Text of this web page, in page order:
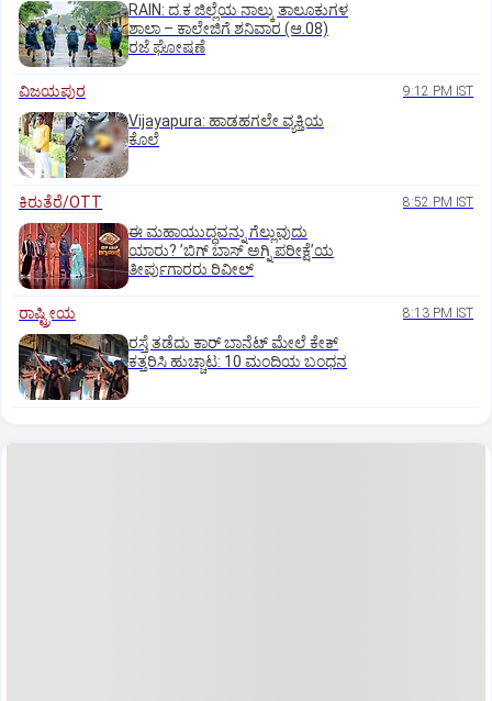
RAIN: ದ.ಕ ಜಿಲ್ಲೆಯ ನಾಲ್ಕು ತಾಲೂಕುಗಳ
ಶಾಲಾ – ಕಾಲೇಜಿಗೆ ಶನಿವಾರ (ಆ.08)
ರಜೆ ಘೋಷಣೆ
ವಿಜಯಪುರ 9:12 PM IST
Vijayapura: ಹಾಡಹಗಲೇ ವ್ಯಕ್ತಿಯ
ಕೊಲೆ
ಕಿರುತೆರೆ/OTT 8:52 PM IST
ಈ ಮಹಾಯುದ್ಧವನ್ನು ಗೆಲ್ಲುವುದು
ಯಾರು? ʼಬಿಗ್‌ ಬಾಸ್‌ ಅಗ್ನಿ ಪರೀಕ್ಷೆʼಯ
ತೀರ್ಪುಗಾರರು ರಿವೀಲ್
ರಾಷ್ಟ್ರೀಯ 8:13 PM IST
ರಸ್ತೆ ತಡೆದು ಕಾರ್ ಬಾನೆಟ್ ಮೇಲೆ ಕೇಕ್
ಕತ್ತರಿಸಿ ಹುಚ್ಚಾಟ: 10 ಮಂದಿಯ ಬಂಧನ